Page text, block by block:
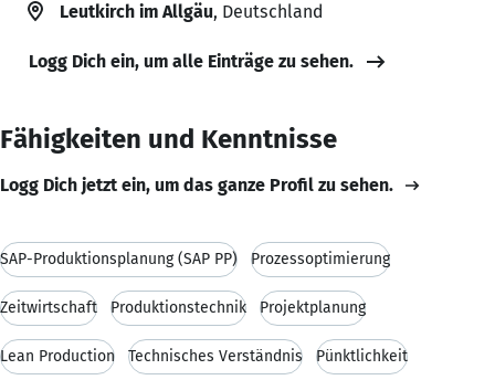
Leutkirch im Allgäu, Deutschland
Logg Dich ein, um alle Einträge zu sehen.
Fähigkeiten und Kenntnisse
Logg Dich jetzt ein, um das ganze Profil zu sehen.
SAP-Produktionsplanung (SAP PP) Prozessoptimierung
Zeitwirtschaft Produktionstechnik Projektplanung
Lean Production Technisches Verständnis Pünktlichkeit